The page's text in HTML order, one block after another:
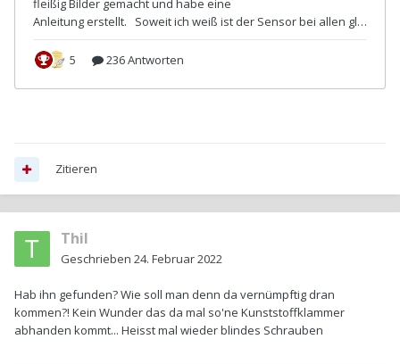
Zitieren
Thil
Geschrieben 24. Februar 2022
Hab ihn gefunden? Wie soll man denn da vernümpftig dran
kommen?! Kein Wunder das da mal so'ne Kunststoffklammer
abhanden kommt... Heisst mal wieder blindes Schrauben